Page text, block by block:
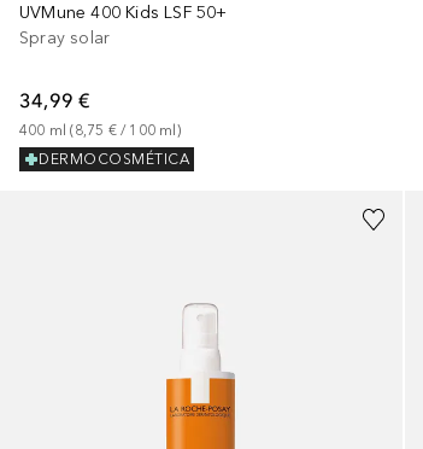
UVMune 400 Kids LSF 50+
Spray solar
34,99 €
400 ml (8,75 € / 100 ml)
DERMOCOSMÉTICA